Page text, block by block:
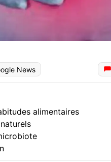
News
alimentaires